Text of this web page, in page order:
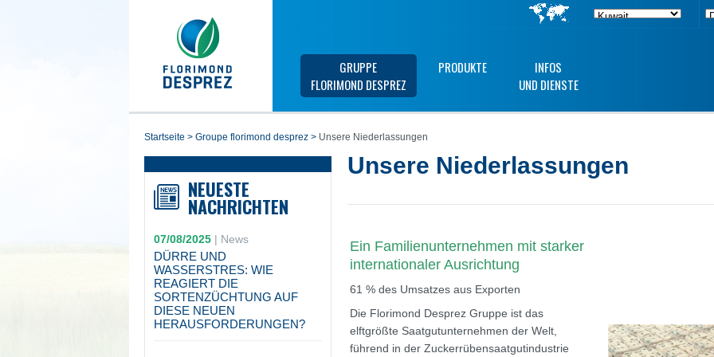
GRUPPE
FLORIMOND DESPREZ
PRODUKTE
INFOS
UND DIENSTE
startseite > groupe florimond desprez > Unsere Niederlassungen
NEUESTE
NACHRICHTEN
07/08/2025| News
DÜRRE UND
WASSERSTRES: WIE
REAGIERT DIE
SORTENZÜCHTUNG AUF
DIESE NEUEN
HERAUSFORDERUNGEN?
Unsere Niederlassungen
Ein Familienunternehmen mit starker
internationaler Ausrichtung
61 % des Umsatzes aus Exporten
Die Florimond Desprez Gruppe ist das
elftgrößte Saatgutunternehmen der Welt,
führend in der Zuckerrübensaatgutindustrie